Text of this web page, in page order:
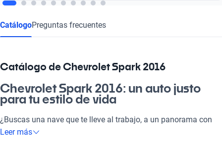
CatálogoPreguntas frecuentes
Catálogo de Chevrolet Spark 2016
Chevrolet Spark 2016: un auto justo
para tu estilo de vida
¿Buscas una nave que te lleve al trabajo, a un panorama con
amigos o a la playa con la familia? El Chevrolet Spark 2016 es
Leer más